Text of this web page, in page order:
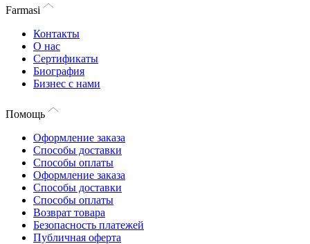
Farmasi
Контакты
О нас
Сертификаты
Биография
Бизнес с нами
Помощь
Оформление заказа
Способы доставки
Способы оплаты
Оформление заказа
Способы доставки
Способы оплаты
Возврат товара
Безопасность платежей
Публичная оферта